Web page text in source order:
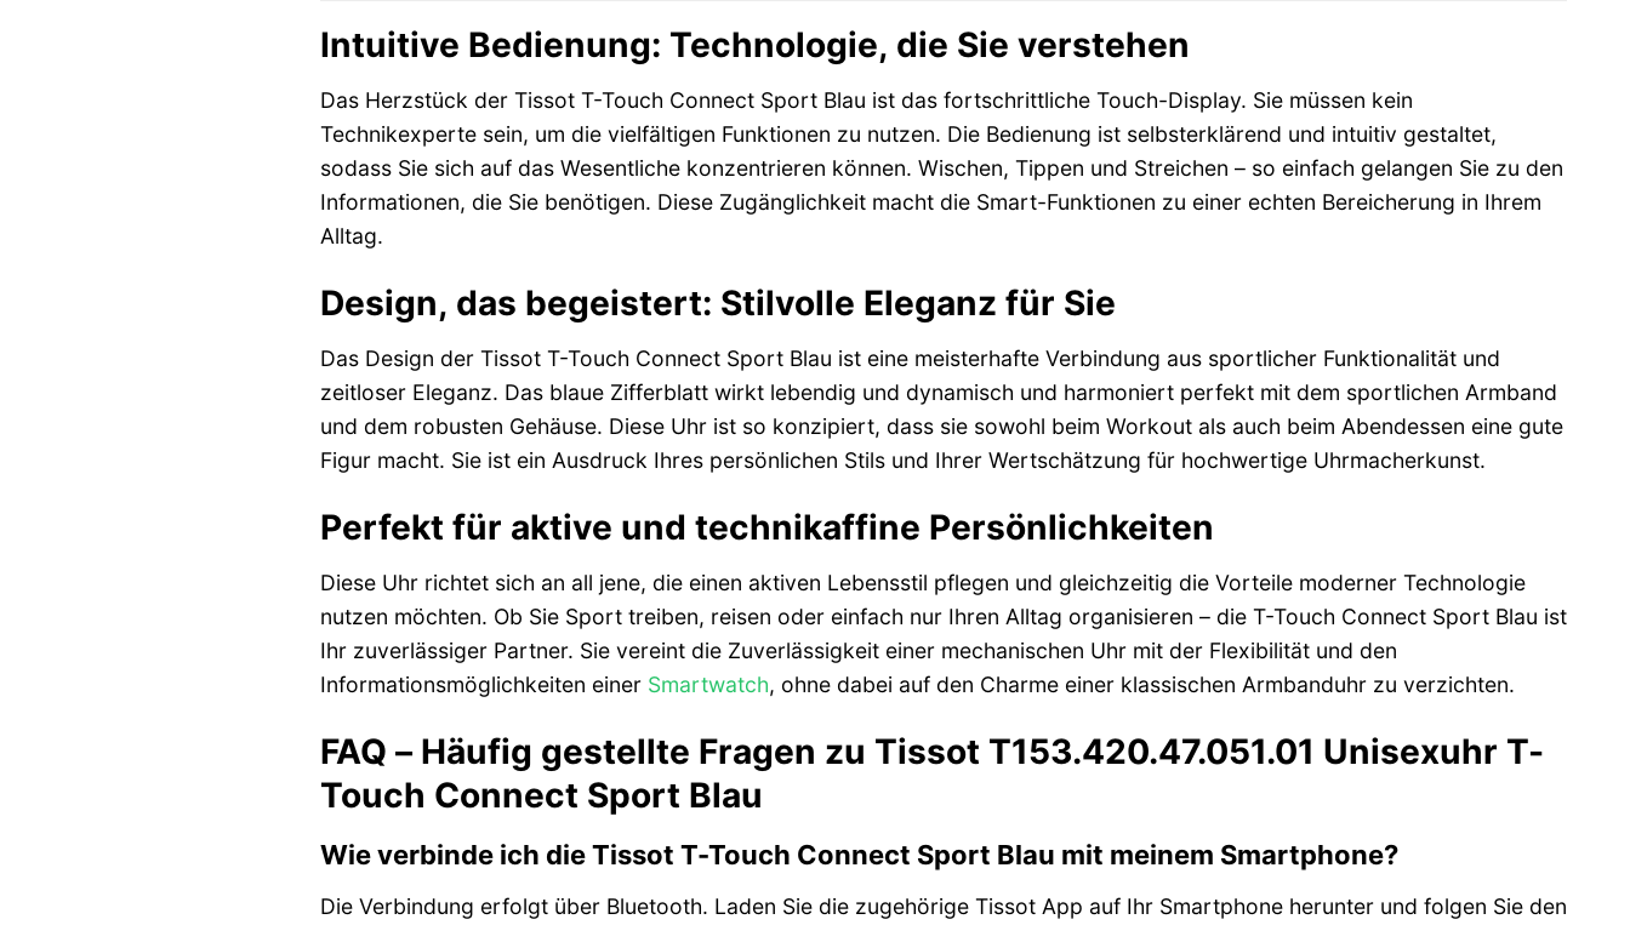
Intuitive Bedienung: Technologie, die Sie verstehen
Das Herzstück der Tissot T-Touch Connect Sport Blau ist das fortschrittliche Touch-Display. Sie müssen kein
Technikexperte sein, um die vielfältigen Funktionen zu nutzen. Die Bedienung ist selbsterklärend und intuitiv gestaltet,
sodass Sie sich auf das Wesentliche konzentrieren können. Wischen, Tippen und Streichen – so einfach gelangen Sie zu den
Informationen, die Sie benötigen. Diese Zugänglichkeit macht die Smart-Funktionen zu einer echten Bereicherung in Ihrem
Alltag.
Design, das begeistert: Stilvolle Eleganz für Sie
Das Design der Tissot T-Touch Connect Sport Blau ist eine meisterhafte Verbindung aus sportlicher Funktionalität und
zeitloser Eleganz. Das blaue Zifferblatt wirkt lebendig und dynamisch und harmoniert perfekt mit dem sportlichen Armband
und dem robusten Gehäuse. Diese Uhr ist so konzipiert, dass sie sowohl beim Workout als auch beim Abendessen eine gute
Figur macht. Sie ist ein Ausdruck Ihres persönlichen Stils und Ihrer Wertschätzung für hochwertige Uhrmacherkunst.
Perfekt für aktive und technikaffine Persönlichkeiten
Diese Uhr richtet sich an all jene, die einen aktiven Lebensstil pflegen und gleichzeitig die Vorteile moderner Technologie
nutzen möchten. Ob Sie Sport treiben, reisen oder einfach nur Ihren Alltag organisieren – die T-Touch Connect Sport Blau ist
Ihr zuverlässiger Partner. Sie vereint die Zuverlässigkeit einer mechanischen Uhr mit der Flexibilität und den
Informationsmöglichkeiten einer Smartwatch, ohne dabei auf den Charme einer klassischen Armbanduhr zu verzichten.
FAQ – Häufig gestellte Fragen zu Tissot T153.420.47.051.01 Unisexuhr T-
Touch Connect Sport Blau
Wie verbinde ich die Tissot T-Touch Connect Sport Blau mit meinem Smartphone?
Die Verbindung erfolgt über Bluetooth. Laden Sie die zugehörige Tissot App auf Ihr Smartphone herunter und folgen Sie den